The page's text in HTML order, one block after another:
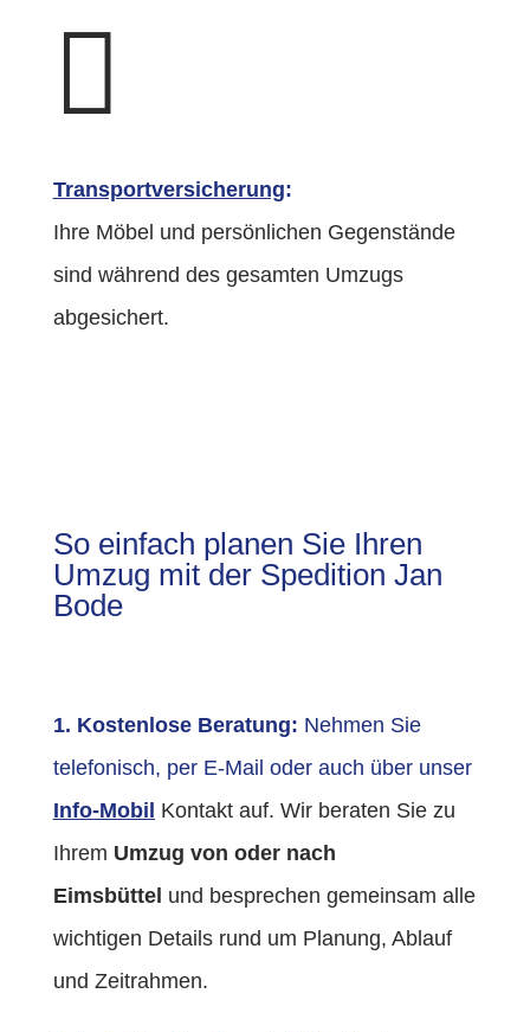

Transportversicherung:
Ihre Möbel und persönlichen Gegenstände
sind während des gesamten Umzugs
abgesichert.
So einfach planen Sie Ihren
Umzug mit der Spedition Jan
Bode
1. Kostenlose Beratung: Nehmen Sie
telefonisch, per E-Mail oder auch über unser
Info-Mobil Kontakt auf. Wir beraten Sie zu
Ihrem Umzug von oder nach
Eimsbüttel und besprechen gemeinsam alle
wichtigen Details rund um Planung, Ablauf
und Zeitrahmen.